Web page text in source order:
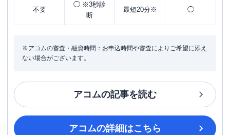
不要
◯ ※3秒診
断
最短20分※ ◯
※アコムの審査・融資時間：お申込時間や審査によりご希望に添え
ない場合がございます。
アコムの記事を読む
アコムの詳細はこちら